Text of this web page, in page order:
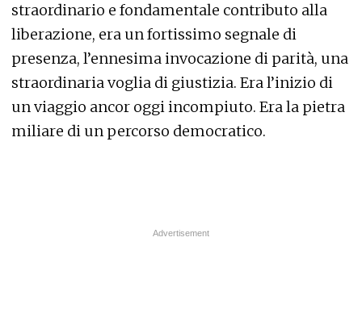
straordinario e fondamentale contributo alla
liberazione, era un fortissimo segnale di
presenza, l’ennesima invocazione di parità, una
straordinaria voglia di giustizia. Era l’inizio di
un viaggio ancor oggi incompiuto. Era la pietra
miliare di un percorso democratico.